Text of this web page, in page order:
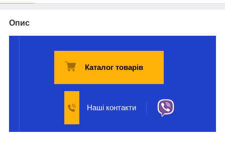
Опис
Каталог товарів
Наші контакти